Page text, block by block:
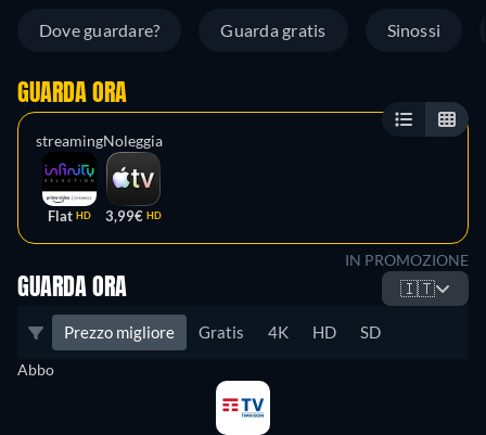
Dove guardare? Guarda gratis Sinossi
GUARDA ORA
streaming
Flat HD
Noleggia
3,99€ HD
IN PROMOZIONE
GUARDA ORA 🇮🇹
Prezzo migliore Gratis 4K HD SD
Abbo